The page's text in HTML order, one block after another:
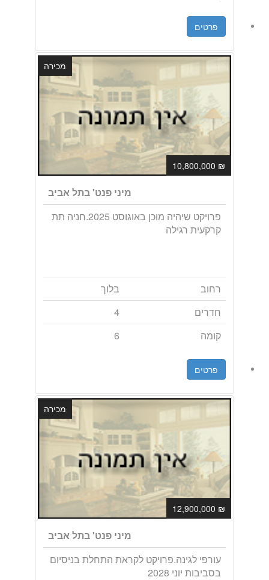
פרטים
₪ 10,800,000
מכירה
מיני פנט' בתל אביב
פרויקט שיהיה מוכן באוגוסט 2025.חניה תת
קרקעית רגילה
רחוב
בלוך
חדרים
4
קומה
6
פרטים
₪ 12,900,000
מכירה
מיני פנט' בתל אביב
עורפי לגינה.פרויקט לקראת התחלת בניסיום
בסביבות יוני 2028